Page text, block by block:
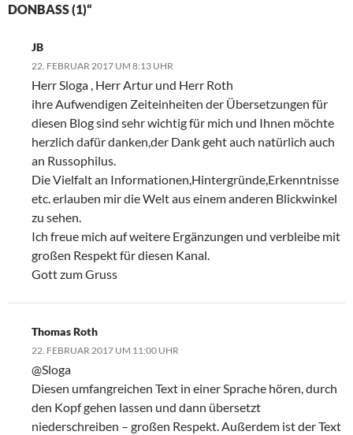
DONBASS (1)“
JB
22. FEBRUAR 2017 UM 8:13 UHR
Herr Sloga , Herr Artur und Herr Roth
ihre Aufwendigen Zeiteinheiten der Übersetzungen für
diesen Blog sind sehr wichtig für mich und Ihnen möchte
herzlich dafür danken,der Dank geht auch natürlich auch
an Russophilus.
Die Vielfalt an Informationen,Hintergründe,Erkenntnisse
etc. erlauben mir die Welt aus einem anderen Blickwinkel
zu sehen.
Ich freue mich auf weitere Ergänzungen und verbleibe mit
großen Respekt für diesen Kanal.
Gott zum Gruss
Thomas Roth
22. FEBRUAR 2017 UM 11:00 UHR
@Sloga
Diesen umfangreichen Text in einer Sprache hören, durch
den Kopf gehen lassen und dann übersetzt
niederschreiben – großen Respekt. Außerdem ist der Text